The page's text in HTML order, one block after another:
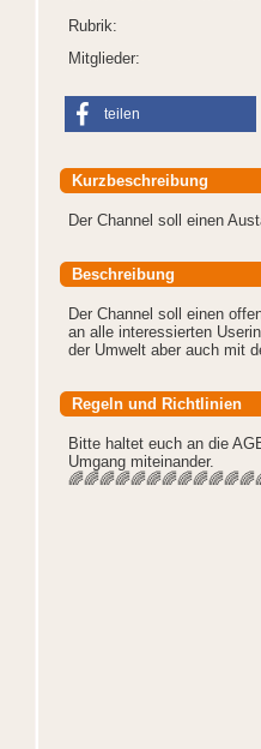
Rubrik:
Mitglieder:
teilen
Kurzbeschreibung
Der Channel soll einen
Beschreibung
Der Channel soll einen
an alle interessierten
der Umwelt aber auch mit
Regeln und Richtlinien
Bitte haltet euch an die
Umgang miteinander.